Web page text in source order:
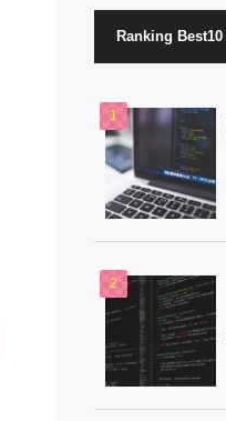
Ranking Best10